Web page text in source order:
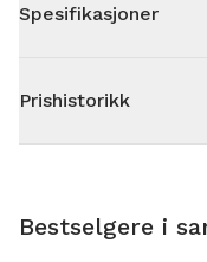
Spesifikasjoner
Prishistorikk
Bestselgere i